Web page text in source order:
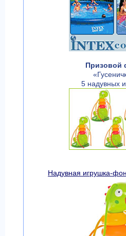
Призовой
5 надувных
Надувная игрушка-